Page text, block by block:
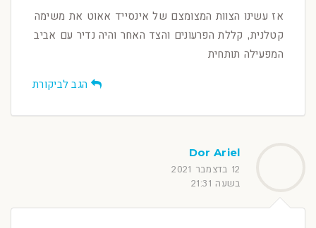
אז עשינו הצוות המצומצם של אינסייד אאוט את משימה
קטלנית, קללת הפרעונים והצד האחר והיה נדיר עם אביב
המפעילה תותחית
הגב לביקורת
Dor Ariel
12 בדצמבר 2021
בשעה 21:31